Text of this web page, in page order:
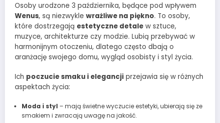
Osoby urodzone 3 października, będące pod wpływem
Wenus, są niezwykle wrażliwe na piękno. To osoby,
które dostrzegają estetyczne detale w sztuce,
muzyce, architekturze czy modzie. Lubią przebywać w
harmonijnym otoczeniu, dlatego często dbają o
aranżację swojego domu, wygląd osobisty i styl życia.
Ich poczucie smaku i elegancji przejawia się w różnych
aspektach życia:
Moda i styl – mają świetne wyczucie estetyki, ubierają się ze
smakiem i zwracają uwagę na jakość.